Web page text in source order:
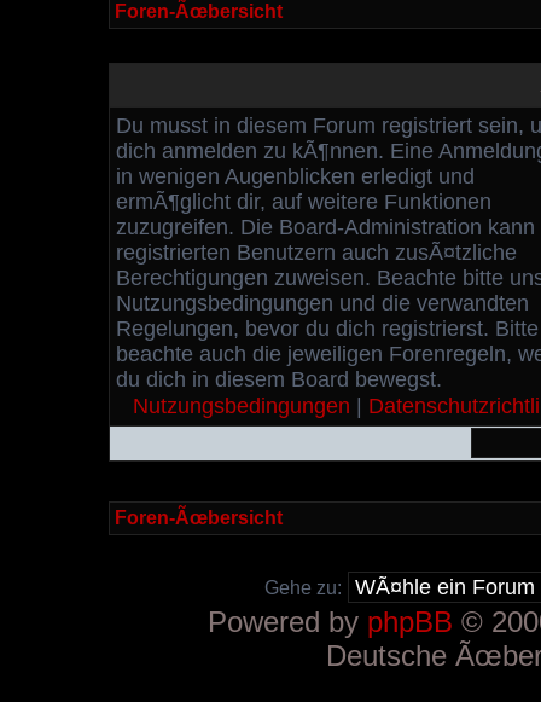
Foren-Ãœbersicht
Du musst in diesem Forum registriert sein,
dich anmelden zu kÃ¶nnen. Eine
in wenigen Augenblicken erledigt und
ermÃ¶glicht dir, auf weitere Funktionen
zuzugreifen. Die Board-Administration kann
registrierten Benutzern auch zusÃ¤tzliche
Berechtigungen zuweisen. Beachte bitte
Nutzungsbedingungen und die verwandten
Regelungen, bevor du dich registrierst. Bitte
beachte auch die jeweiligen Forenregeln,
du dich in diesem Board bewegst.
Nutzungsbedingungen
Foren-Ãœbersicht
Gehe zu:
Powered by phpBB ©
Deutsche